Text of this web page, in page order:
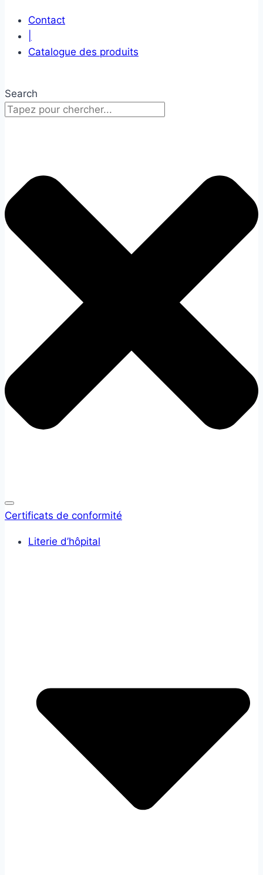
Contact
Catalogue des produits
Search
Certificats de conformité
Literie d’hôpital